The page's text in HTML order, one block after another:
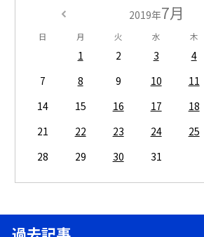
2019年7月
日 月 火 水 木
1 2 3 4
7
8 9 10 11
14
15 16 17 18
21
22 23 24 25
28
29 30 31